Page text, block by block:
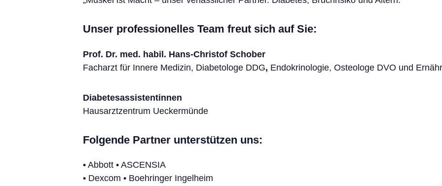
Unser professionelles Team freut sich auf Sie:
Prof. Dr. med. habil. Hans-Christof Schober
Facharzt für Innere Medizin, Diabetologe DDG, Endokrinologie, Osteologe DVO und
Diabetesassistentinnen
Hausarztzentrum Ueckermünde
Folgende Partner unterstützen uns:
• Abbott • ASCENSIA
• Dexcom • Boehringer Ingelheim